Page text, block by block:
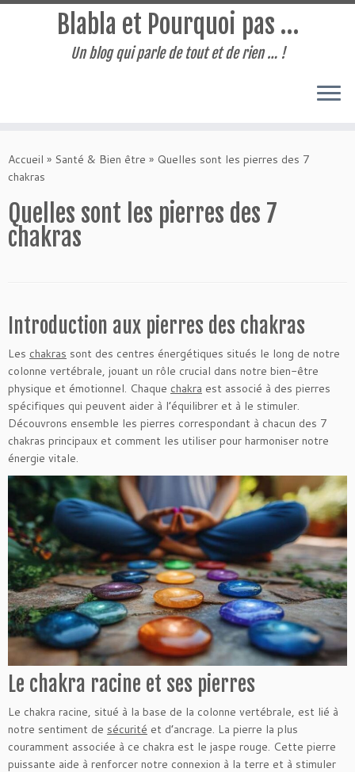
au
contenu
Blabla et Pourquoi pas …
Un blog qui parle de tout et de rien … !
Accueil » Santé & Bien être » Quelles sont les pierres des 7
chakras
Quelles sont les pierres des 7
chakras
Introduction aux pierres des chakras
Les chakras sont des centres énergétiques situés le long de notre
colonne vertébrale, jouant un rôle crucial dans notre bien-être
physique et émotionnel. Chaque chakra est associé à des pierres
spécifiques qui peuvent aider à l’équilibrer et à le stimuler.
Découvrons ensemble les pierres correspondant à chacun des 7
chakras principaux et comment les utiliser pour harmoniser notre
énergie vitale.
Le chakra racine et ses pierres
Le chakra racine, situé à la base de la colonne vertébrale, est lié à
notre sentiment de sécurité et d’ancrage. La pierre la plus
couramment associée à ce chakra est le jaspe rouge. Cette pierre
puissante aide à renforcer notre connexion à la terre et à stimuler